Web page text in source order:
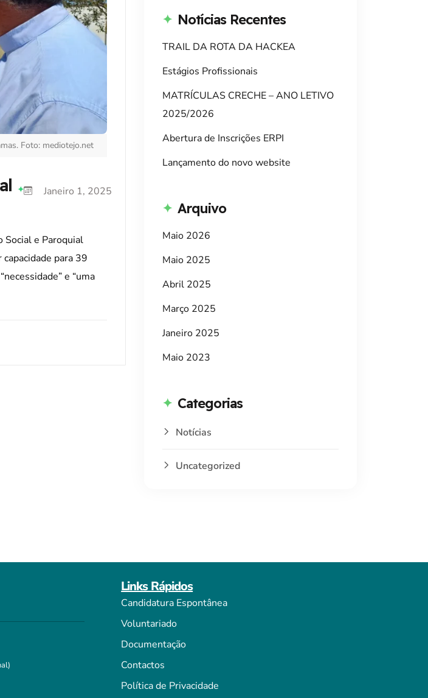
Foto: mediotejo.net
Avançam A
Janeiro 1, 2025
Social e Paroquial
para 39
e “uma
Notícias Recentes
TRAIL DA ROTA DA HACKEA
Estágios Profissionais
MATRÍCULAS CRECHE – ANO LETIVO
2025/2026
Abertura de Inscrições ERPI
Lançamento do novo website
Arquivo
Maio 2026
Maio 2025
Abril 2025
Março 2025
Janeiro 2025
Maio 2023
Categorias
Notícias
Uncategorized
Links Rápidos
Candidatura Espontânea
Voluntariado
Documentação
Contactos
Política de Privacidade